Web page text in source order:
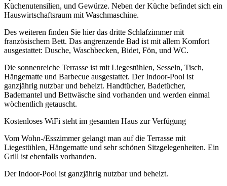
Küchenutensilien, und Gewürze. Neben der Küche befindet sich ein
Hauswirtschaftsraum mit Waschmaschine.
Des weiteren finden Sie hier das dritte Schlafzimmer mit
französischem Bett. Das angrenzende Bad ist mit allem Komfort
ausgestattet: Dusche, Waschbecken, Bidet, Fön, und WC.
Die sonnenreiche Terrasse ist mit Liegestühlen, Sesseln, Tisch,
Hängematte und Barbecue ausgestattet. Der Indoor-Pool ist
ganzjährig nutzbar und beheizt. Handtücher, Badetücher,
Bademantel und Bettwäsche sind vorhanden und werden einmal
wöchentlich getauscht.
Kostenloses WiFi steht im gesamten Haus zur Verfügung
Vom Wohn-/Esszimmer gelangt man auf die Terrasse mit
Liegestühlen, Hängematte und sehr schönen Sitzgelegenheiten. Ein
Grill ist ebenfalls vorhanden.
Der Indoor-Pool ist ganzjährig nutzbar und beheizt.